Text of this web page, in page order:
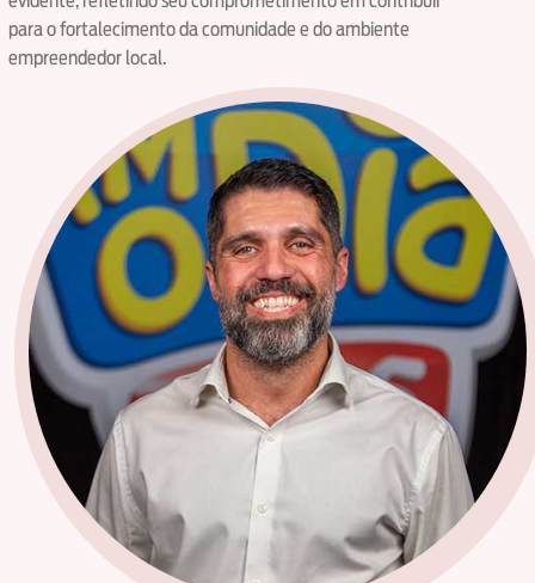
para o fortalecimento da comunidade e do ambiente
empreendedor local.